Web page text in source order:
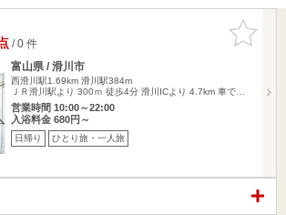
お気に入
りに追加
/ 0 件
富山県 / 滑川市
西滑川駅1.69km 滑川駅384m
ＪＲ滑川駅より 300ｍ 徒歩4分 滑川ICより 4.7km 車で…
営業時間 10:00～22:00
入浴料金 680円～
日帰り ひとり旅・一人旅